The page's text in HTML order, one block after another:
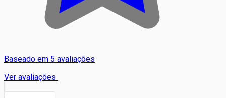
Baseado em 5 avaliações
Ver avaliações